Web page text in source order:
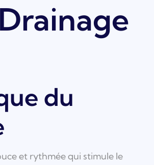
du
et rythmée qui stimule le